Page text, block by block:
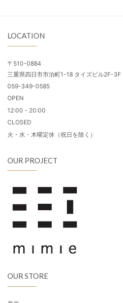
LOCATION
〒510-0884
三重県四日市市泊町1-18 タイズビル2F-3F
059-349-0585
OPEN
12:00 - 20:00
CLOSED
火・水・木曜定休（祝日を除く）
OUR PROJECT
OUR STORE